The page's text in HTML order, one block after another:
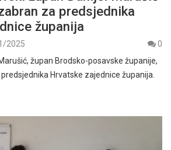
za predsjednika
županija
2025
0
župan Brodsko-posavske županije,
Hrvatske zajednice županija.